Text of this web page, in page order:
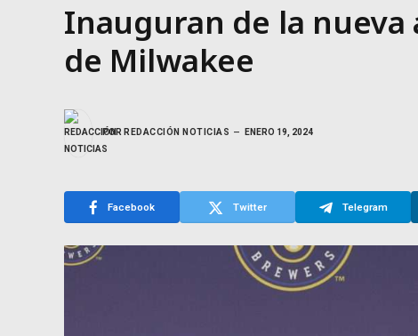
Inauguran de la nueva
de Milwakee
POR REDACCIÓN NOTICIAS ENERO 19, 2024
Facebook Twitter Telegram